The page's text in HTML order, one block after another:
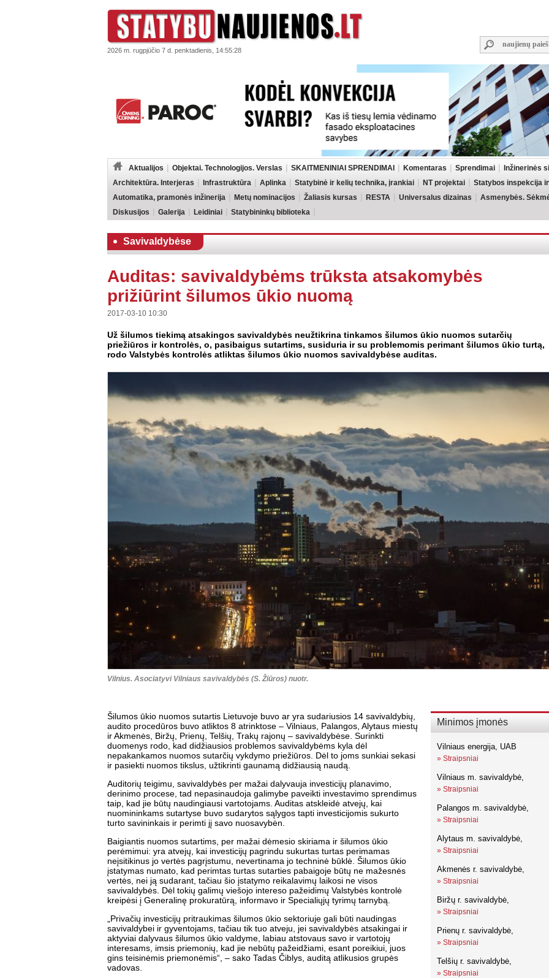
2026 m. rugpjūčio 7 d. penktadienis, 14:55:28
Aktualijos Objektai. Technologijos. Verslas SKAITMENINIAI SPRENDIMAI Komentaras Sprendimai
Inžinerinės
Architektūra. Interjeras
Infrastruktūra Aplinka Statybinė ir kelių technika, įrankiai NT projektai
Statybos inspekcija
Automatika, pramonės inžinerija
Metų nominacijos Žaliasis kursas RESTA Universalus dizainas
Asmenybės.
Diskusijos
Galerija Leidiniai Statybininkų biblioteka
Savivaldybėse
Auditas: savivaldybėms trūksta atsakomybės
prižiūrint šilumos ūkio nuomą
2017-03-10 10:30
Už šilumos tiekimą atsakingos savivaldybės neužtikrina tinkamos šilumos ūkio nuomos sutarčių
priežiūros ir kontrolės, o, pasibaigus sutartims, susiduria ir su problemomis perimant šilumos ūkio turtą,
rodo Valstybės kontrolės atliktas šilumos ūkio nuomos savivaldybėse auditas.
Vilnius. Asociatyvi Vilniaus savivaldybės (S. Žiūros) nuotr.
Minimos įmonės
Vilniaus energija, UAB
» Straipsniai
Vilniaus m. savivaldybė,
» Straipsniai
Palangos m. savivaldybė,
» Straipsniai
Alytaus m. savivaldybė,
» Straipsniai
Akmenės r. savivaldybė,
» Straipsniai
Biržų r. savivaldybė,
» Straipsniai
Prienų r. savivaldybė,
» Straipsniai
Telšių r. savivaldybė,
» Straipsniai
Šilumos ūkio nuomos sutartis Lietuvoje buvo ar yra sudariusios 14 savivaldybių,
audito procedūros buvo atliktos 8 atrinktose – Vilniaus, Palangos, Alytaus miestų
ir Akmenės, Biržų, Prienų, Telšių, Trakų rajonų – savivaldybėse. Surinkti
duomenys rodo, kad didžiausios problemos savivaldybėms kyla dėl
nepakankamos nuomos sutarčių vykdymo priežiūros. Dėl to joms sunkiai sekasi
ir pasiekti nuomos tikslus, užtikrinti gaunamą didžiausią naudą.
Auditorių teigimu, savivaldybės per mažai dalyvauja investicijų planavimo,
derinimo procese, tad nepasinaudoja galimybe paveikti investavimo sprendimus
taip, kad jie būtų naudingiausi vartotojams. Auditas atskleidė atvejų, kai
nuomininkams sutartyse buvo sudarytos sąlygos tapti investicijomis sukurto
turto savininkais ir perimti jį savo nuosavybėn.
Baigiantis nuomos sutartims, per mažai dėmesio skiriama ir šilumos ūkio
perėmimui: yra atvejų, kai investicijų pagrindu sukurtas turtas perimamas
neįsitikinus jo vertės pagrįstumu, nevertinama jo techninė būklė. Šilumos ūkio
įstatymas numato, kad perimtas turtas sutarties pabaigoje būtų ne mažesnės
vertės, nei ją sudarant, tačiau šio įstatymo reikalavimų laikosi ne visos
savivaldybės. Dėl tokių galimų viešojo intereso pažeidimų Valstybės kontrolė
kreipėsi į Generalinę prokuratūrą, informavo ir Specialiųjų tyrimų tarnybą.
„Privačių investicijų pritraukimas šilumos ūkio sektoriuje gali būti naudingas
savivaldybei ir gyventojams, tačiau tik tuo atveju, jei savivaldybės atsakingai ir
aktyviai dalyvaus šilumos ūkio valdyme, labiau atstovaus savo ir vartotojų
interesams, imsis priemonių, kad jie nebūtų pažeidžiami, esant poreikiui, juos
gins teisinėmis priemonėmis“, – sako Tadas Čiblys, auditą atlikusios grupės
vadovas.